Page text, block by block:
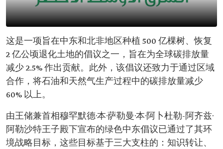
这是一项旨在中东和北非地区种植 500 亿棵树、恢复
2 亿公顷退化土地的倡议之一，旨在为全球碳排放量
减少 2.5% 作出贡献。此外，该倡议还致力于通过区域
合作，将石油和天然气生产过程中的碳排放量减少
60% 以上。
由王储兼首相穆罕默德·本·萨勒曼·本·阿卜杜勒-阿齐兹·
阿勒沙特王子殿下宣布的绿色中东倡议已通过了其环
境战略目标，这些目标基于三大支柱的：知识转让、